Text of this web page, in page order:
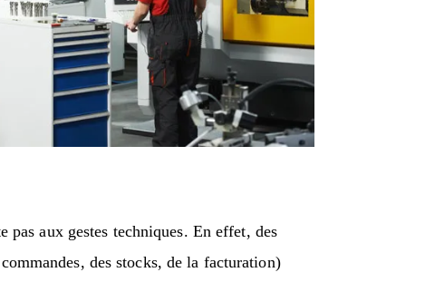
pas aux gestes techniques. En effet, des
des stocks, de la facturation)